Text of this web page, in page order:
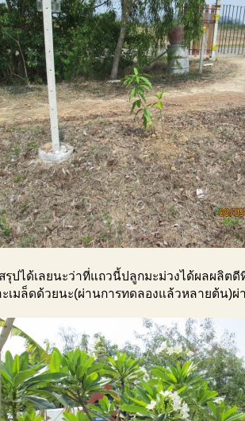
รุปได้เลยนะว่าที่แถวนี้ปลูกมะม่วงได้ผลผลิตดี
ะเมล็ดด้วยนะ(ผ่านการทดลองแล้วหลายต้น)ผ่